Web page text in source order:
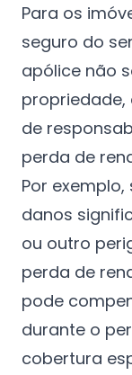
Para os
seguro do
apólice não
de
perda de
Por
danos
ou outro
perda de
pode
durante o
cobertura